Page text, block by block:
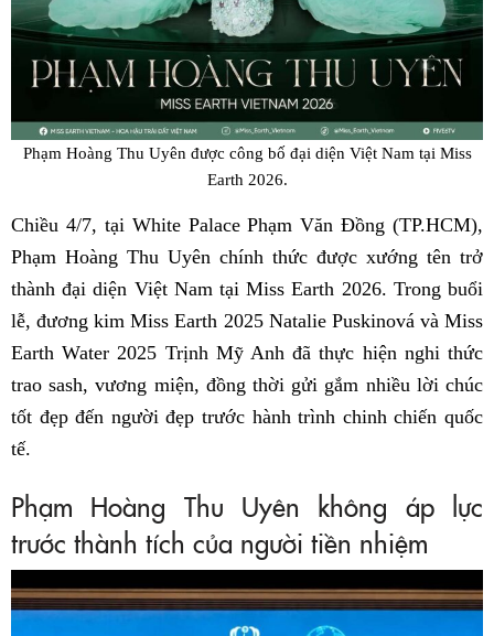
Phạm Hoàng Thu Uyên được công bố đại diện Việt Nam tại Miss
Earth 2026.
Chiều 4/7, tại White Palace Phạm Văn Đồng (TP.HCM),
Phạm Hoàng Thu Uyên chính thức được xướng tên trở
thành đại diện Việt Nam tại Miss Earth 2026. Trong buổi
lễ, đương kim Miss Earth 2025 Natalie Puskinová và Miss
Earth Water 2025 Trịnh Mỹ Anh đã thực hiện nghi thức
trao sash, vương miện, đồng thời gửi gắm nhiều lời chúc
tốt đẹp đến người đẹp trước hành trình chinh chiến quốc
tế.
Phạm Hoàng Thu Uyên không áp lực
trước thành tích của người tiền nhiệm